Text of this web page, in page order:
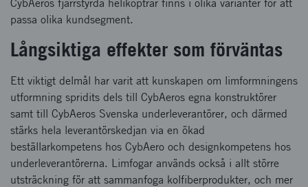
CybAeros fjärrstyrda helikoptrar finns i olika varianter för att
passa olika kundsegment.
Långsiktiga effekter som förväntas
Ett viktigt delmål har varit att kunskapen om limformningens
utformning spridits dels till CybAeros egna konstruktörer
samt till CybAeros Svenska underleverantörer, och därmed
stärks hela leverantörskedjan via en ökad
beställarkompetens hos CybAero och designkompetens hos
underleverantörerna. Limfogar används också i allt större
utsträckning för att sammanfoga kolfiberprodukter, och mer